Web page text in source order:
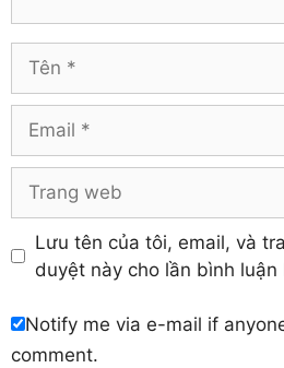
Hậu Giang
Hưng Yên
Khánh Hòa
web
Lưu tên của tôi, email, và
duyệt này cho lần bình luận
Notify me via e-mail if
comment.